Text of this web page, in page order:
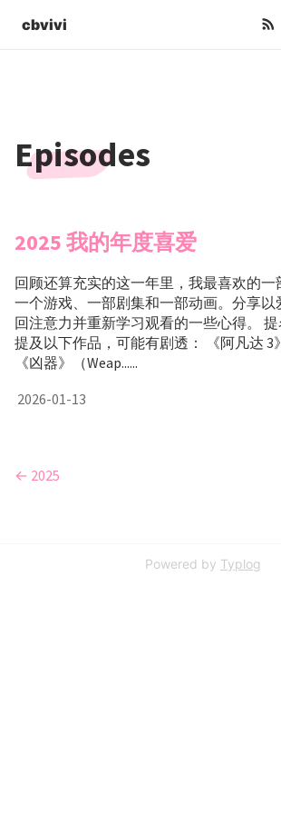
cbvivi
Episodes
2025 我的年度喜爱
回顾还算充实的这一年里，我最喜欢的一
一个游戏、一部剧集和一部动画。分享
回注意力并重新学习观看的一些心得。
提及以下作品，可能有剧透： 《阿凡达 3
《凶器》（Weap......
2026-01-13
← 2025
Powered by Typlog